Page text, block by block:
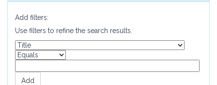
Add filters:
Use filters to refine the search results.